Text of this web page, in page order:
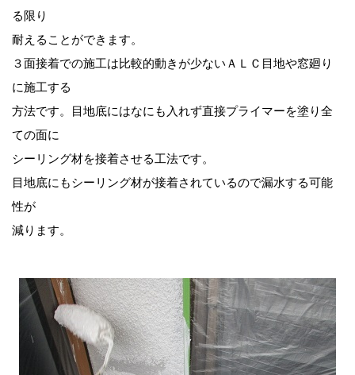
る限り
耐えることができます。
３面接着での施工は比較的動きが少ないＡＬＣ目地や窓廻り
に施工する
方法です。目地底にはなにも入れず直接プライマーを塗り全
ての面に
シーリング材を接着させる工法です。
目地底にもシーリング材が接着されているので漏水する可能
性が
減ります。